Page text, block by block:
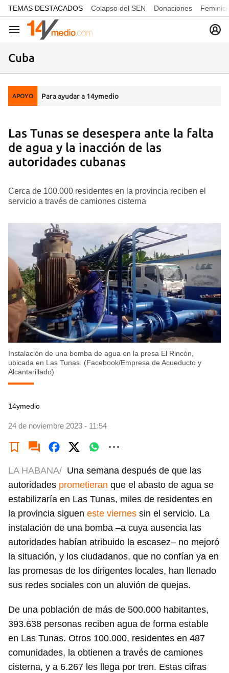
common.go-to-content
TEMAS DESTACADOS Colapso del SEN Donaciones
Navegación
Cuba
APOYO Para ayudar a 14ymedio
Las Tunas se desespera ante la falta
de agua y la inacción de las
autoridades cubanas
Cerca de 100.000 residentes en la provincia reciben el
servicio a través de camiones cisterna
Instalación de una bomba de agua en la presa El Rincón,
ubicada en Las Tunas. (Facebook/Empresa de Acueducto y
Alcantarillado)
14ymedio
24 de noviembre 2023 - 11:54
LA HABANA/ Una semana después de que las
autoridades prometieran que el abasto de agua se
estabilizaría en Las Tunas, miles de residentes en
la provincia siguen este viernes sin el servicio. La
instalación de una bomba –a cuya ausencia las
autoridades habían atribuido la escasez– no mejoró
la situación, y los ciudadanos, que no confían ya en
las promesas de los dirigentes locales, han llenado
sus redes sociales con un aluvión de quejas.
De una población de más de 500.000 habitantes,
393.638 personas reciben agua de forma estable
en Las Tunas. Otros 100.000, residentes en 487
comunidades, la obtienen a través de camiones
cisterna, y a 6.267 les llega por tren. Estas cifras